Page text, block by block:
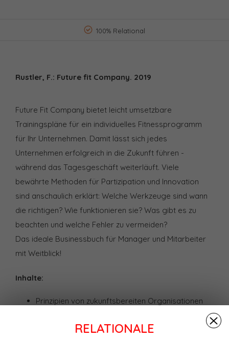
RELATIONALE
100% Relational
Rustler, F.: Future fit Company. 2019
Future Fit Company bietet leicht umsetzbare
Trainingspläne für ein individuelles Fitnessprogramm
für Ihr Unternehmen. Damit lässt sich jedes
Unternehmen erfolgreich in die Zukunft führen -
während das Tagesgeschäft weiterläuft. Viele
bewährte Methoden für Partizipation und Innovation
sind anschaulich erklärt: Welche Werkzeuge sind wann
die richtigen? Wie funktionieren sie? Was gibt es zu
beachten und welche Fehler zu vermeiden?
Das ideale Businessbuch für Manager und Mitarbeiter
mit Weitblick!
Inhalte:
Prinzipien von zukunftsbereiten Organisationen
Unternehmens
Trainingsplan: Innovativer werden